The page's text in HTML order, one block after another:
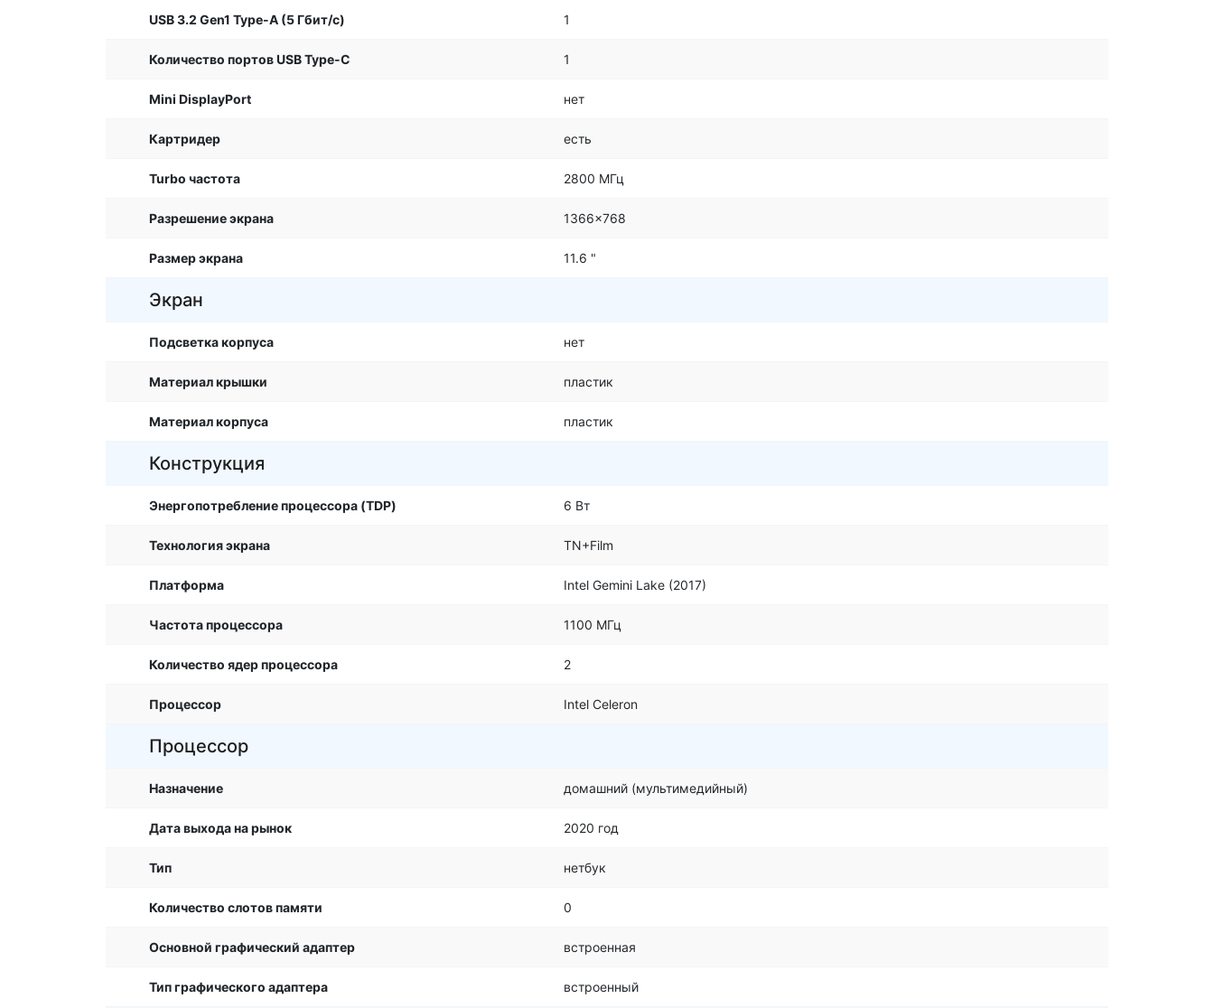
USB 3.2 Gen1 Type-A (5 Гбит/с) 1
Количество портов USB Type-C 1
Mini DisplayPort нет
Картридер есть
Turbo частота 2800 МГц
Разрешение экрана 1366x768
Размер экрана 11.6 "
Экран
Подсветка корпуса нет
Материал крышки пластик
Материал корпуса пластик
Конструкция
Энергопотребление процессора (TDP) 6 Вт
Технология экрана TN+Film
Платформа Intel Gemini Lake (2017)
Частота процессора 1100 МГц
Количество ядер процессора 2
Процессор Intel Celeron
Процессор
Назначение домашний (мультимедийный)
Дата выхода на рынок 2020 год
Тип нетбук
Количество слотов памяти 0
Основной графический адаптер встроенная
Тип графического адаптера встроенный